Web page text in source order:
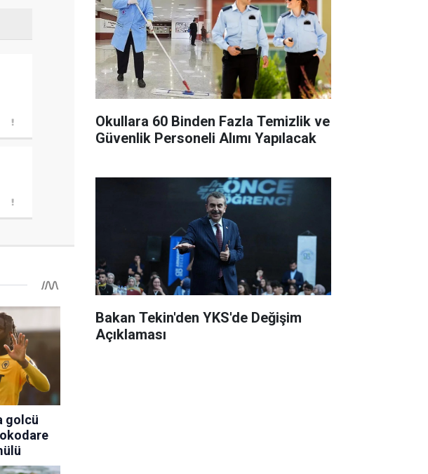
Okullara 60 Binden Fazla Temizlik ve
Güvenlik Personeli Alımı Yapılacak
Bakan Tekin'den YKS'de Değişim
Açıklaması